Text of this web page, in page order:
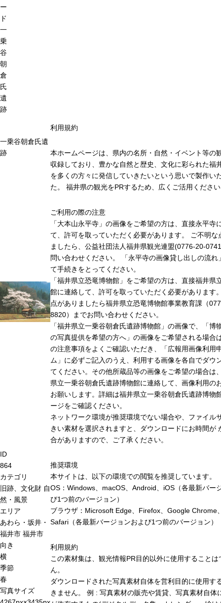
ー
ド
一
乗
谷
朝
倉
氏
遺
跡
一乗谷朝倉氏遺
跡
ID
864
カテゴリ
旧跡、文化財 自
然・風景
エリア
あわら・坂井・
福井市 福井市
向き
横
季節
春
写真サイズ
利用規約
本ホームページは、県内の名所・自然・イベント等の
収録しており、豊かな自然と歴史、文化に彩られた福
を多くの方々に発信していきたいという思いで製作い
た。 福井県の観光をPRするため、広くご活用くださ
ご利用の際の注意
「大本山永平寺」の画像をご希望の方は、直接永平寺
て、許可を取っていただく必要があります。 ご不明な
ましたら、公益社団法人福井県観光連盟(0776-20-
問い合わせください。 「永平寺の画像貸し出しの流れ
て手続きをとってください。
「福井県立恐竜博物館」をご希望の方は、直接福井県
館に連絡して、許可を取っていただく必要があります
点がありましたら福井県立恐竜博物館事業教育課（
8820）までお問い合わせください。
「福井県立一乗谷朝倉氏遺跡博物館」の画像で、「博
の写真提供を希望の方へ」の画像をご希望される場合
の注意事項をよくご確認いただき、「広報用画像利用
ム」に必ずご記入のうえ、利用する画像を各自でダウ
てください。その他所蔵品等の画像をご希望の場合は
県立一乗谷朝倉氏遺跡博物館に連絡して、画像利用の
お願いします。詳細は福井県立一乗谷朝倉氏遺跡博物
ージをご確認ください。
ネットワーク環境が推奨環境でない場合や、ファイル
きい素材を選択されますと、ダウンロードにお時間が
合がありますので、ご了承ください。
推奨環境
本サイトは、以下の環境での閲覧を推奨しています。
OS：Windows、macOS、Android、iOS（各最新バー
び1つ前のバージョン）
ブラウザ：Microsoft Edge、Firefox、Google Chrome
Safari（各最新バージョンおよび1つ前のバージョン）
利用規約
この素材集は、観光情報PR目的以外に使用することは
ん。
ダウンロードされた写真素材自体を営利目的に使用す
きません。 例 : 写真素材の販売や賃貸、写真素材自体